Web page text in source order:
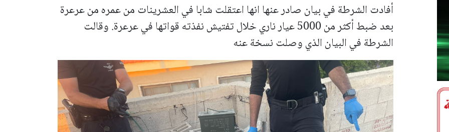
أفادت الشرطة في بيان صادر عنها انها اعتقلت شابا في العشرينات من عمره من عرعرة
بعد ضبط أكثر من 5000 عيار ناري خلال تفتيش نفذته قواتها في عرعرة. وقالت
الشرطة في البيان الذي وصلت نسخة عنه